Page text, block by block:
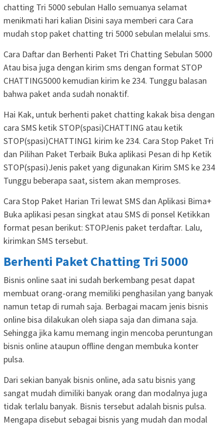
chatting Tri 5000 sebulan Hallo semuanya selamat
menikmati hari kalian Disini saya memberi cara Cara
mudah stop paket chatting tri 5000 sebulan melalui sms.
Cara Daftar dan Berhenti Paket Tri Chatting Sebulan 5000
Atau bisa juga dengan kirim sms dengan format STOP
CHATTING5000 kemudian kirim ke 234. Tunggu balasan
bahwa paket anda sudah nonaktif.
Hai Kak, untuk berhenti paket chatting kakak bisa dengan
cara SMS ketik STOP(spasi)CHATTING atau ketik
STOP(spasi)CHATTING1 kirim ke 234. Cara Stop Paket Tri
dan Pilihan Paket Terbaik Buka aplikasi Pesan di hp Ketik
STOP(spasi)Jenis paket yang digunakan Kirim SMS ke 234
Tunggu beberapa saat, sistem akan memproses.
Cara Stop Paket Harian Tri lewat SMS dan Aplikasi Bima+
Buka aplikasi pesan singkat atau SMS di ponsel Ketikkan
format pesan berikut: STOPJenis paket terdaftar. Lalu,
kirimkan SMS tersebut.
Berhenti Paket Chatting Tri 5000
Bisnis online saat ini sudah berkembang pesat dapat
membuat orang-orang memiliki penghasilan yang banyak
namun tetap di rumah saja. Berbagai macam jenis bisnis
online bisa dilakukan oleh siapa saja dan dimana saja.
Sehingga jika kamu memang ingin mencoba peruntungan
bisnis online ataupun offline dengan membuka konter
pulsa.
Dari sekian banyak bisnis online, ada satu bisnis yang
sangat mudah dimiliki banyak orang dan modalnya juga
tidak terlalu banyak. Bisnis tersebut adalah bisnis pulsa.
Mengapa disebut sebagai bisnis yang mudah dan modal